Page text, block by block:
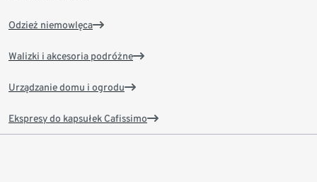
Odzież niemowlęca
Walizki i akcesoria podróżne
Urządzanie domu i ogrodu
Ekspresy do kapsułek Cafissimo